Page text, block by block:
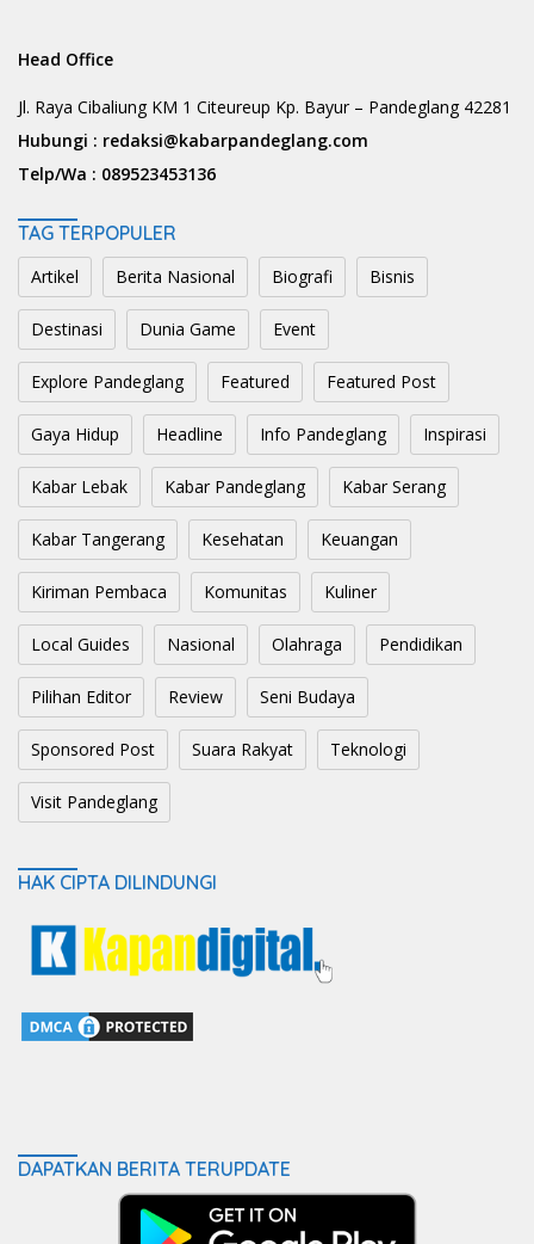
Head Office
Jl. Raya Cibaliung KM 1 Citeureup Kp. Bayur – Pandeglang 42281
Hubungi : redaksi@kabarpandeglang.com
Telp/Wa : 089523453136
TAG TERPOPULER
Artikel Berita Nasional Biografi Bisnis
Destinasi Dunia Game Event
Explore Pandeglang Featured Featured Post
Gaya Hidup Headline Info Pandeglang Inspirasi
Kabar Lebak Kabar Pandeglang Kabar Serang
Kabar Tangerang Kesehatan Keuangan
Kiriman Pembaca Komunitas Kuliner
Local Guides Nasional Olahraga Pendidikan
Pilihan Editor Review Seni Budaya
Sponsored Post Suara Rakyat Teknologi
Visit Pandeglang
HAK CIPTA DILINDUNGI
DAPATKAN BERITA TERUPDATE